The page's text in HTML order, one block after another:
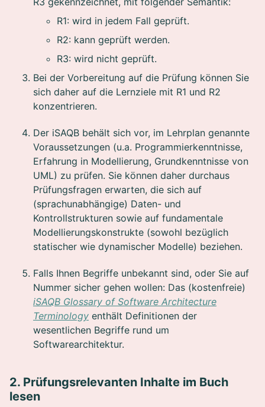
R1: wird in jedem Fall geprüft.
R2: kann geprüft werden.
R3: wird nicht geprüft.
Bei der Vorbereitung auf die Prüfung können Sie
sich daher auf die Lernziele mit R1 und R2
konzentrieren.
Der iSAQB behält sich vor, im Lehrplan genannte
Voraussetzungen (u.a. Programmierkenntnisse,
Erfahrung in Modellierung, Grundkenntnisse von
UML) zu prüfen. Sie können daher durchaus
Prüfungsfragen erwarten, die sich auf
(sprachunabhängige) Daten- und
Kontrollstrukturen sowie auf fundamentale
Modellierungskonstrukte (sowohl bezüglich
statischer wie dynamischer Modelle) beziehen.
Falls Ihnen Begriffe unbekannt sind, oder Sie auf
Nummer sicher gehen wollen: Das (kostenfreie)
iSAQB Glossary of Software Architecture
Terminology enthält Definitionen der
wesentlichen Begriffe rund um
Softwarearchitektur.
2. Prüfungsrelevanten Inhalte im Buch
lesen